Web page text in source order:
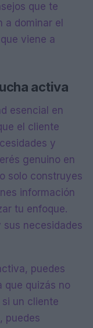
que te
a dominar el
viene a
activa
esencial en
el cliente
y
genuino en
solo construyes
información
tu enfoque.
sus necesidades
puedes
que quizás no
si un cliente
puedes